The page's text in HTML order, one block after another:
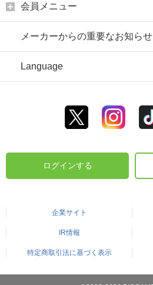
会員メニュー
メーカーからの重要なお知らせ
Language
ログインする
企業サイト
IR情報
特定商取引法に基づく表示